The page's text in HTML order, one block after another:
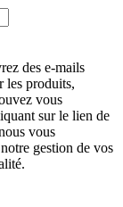
des e-mails
les produits,
vous
sur le lien de
vous
gestion de vos